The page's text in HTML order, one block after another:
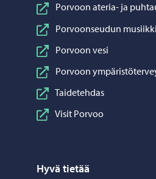
Porvoon ateria- ja
Porvoonseudun
Porvoon vesi
Porvoon
Taidetehdas
Visit Porvoo
Hyvä tietää